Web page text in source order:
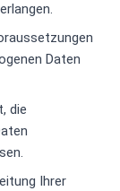
Daten
die
Ihrer